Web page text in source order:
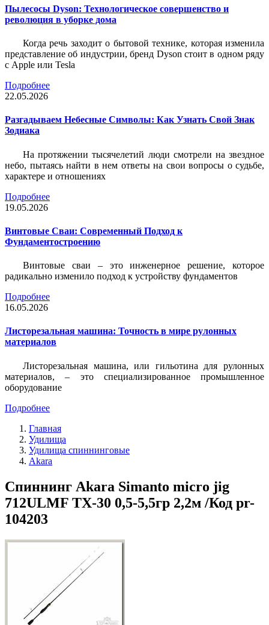
Пылесосы Dyson: Технологическое совершенство и
революция в уборке дома
Когда речь заходит о бытовой технике, которая изменила
представление об индустрии, бренд Dyson стоит в одном ряду
с Apple или Tesla
Подробнее
22.05.2026
Разгадываем Небесные Символы: Как Узнать Свой Знак
Зодиака
На протяжении тысячелетий люди смотрели на звездное
небо, пытаясь найти в нем ответы на свои вопросы о судьбе,
характере и отношениях
Подробнее
19.05.2026
Винтовые Сваи: Современный Подход к
Фундаментостроению
Винтовые сваи – это инженерное решение, которое
радикально изменило подход к устройству фундаментов
Подробнее
16.05.2026
Листорезальная машина: Точность в мире рулонных
материалов
Листорезальная машина, или гильотина для рулонных
материалов, – это специализированное промышленное
оборудование
Подробнее
Главная
Удилища
Удилища спиннинговые
Akara
Спиннинг Akara Simanto micro jig
712ULMF TX-30 0,5-5,5гр 2,2м /Код pr-
104203